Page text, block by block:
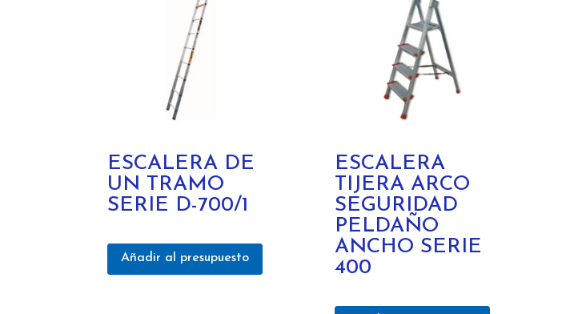
ESCALERA DE
UN TRAMO
SERIE D-700/1
Añadir al presupuesto
ESCALERA
TIJERA ARCO
SEGURIDAD
PELDAÑO
ANCHO SERIE
400